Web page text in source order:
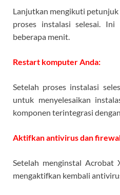
Lanjutkan mengikuti petunjuk
proses instalasi selesai.
beberapa menit.
Restart komputer Anda:
Setelah proses instalasi
untuk menyelesaikan
komponen terintegrasi
Aktifkan antivirus dan
Setelah menginstal
mengaktifkan kembali